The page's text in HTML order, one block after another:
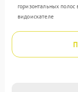
горизонтальных полос
видоискателе